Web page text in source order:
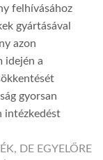
felhívásához
gyártásával
azon
idején a
gyorsan
intézkedést
DE EGYELŐRE